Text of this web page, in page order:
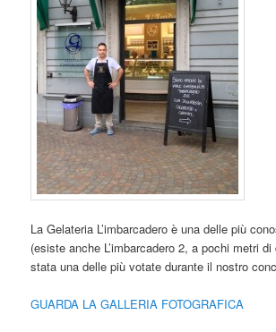
La Gelateria L’imbarcadero è una delle più
(esiste anche L’imbarcadero 2, a pochi metri
stata una delle più votate durante il nostro
GUARDA LA GALLERIA FOTOGRAFICA